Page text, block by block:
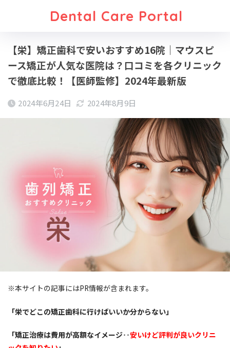
Dental Care Portal
【栄】矯正歯科で安いおすすめ16院｜マウスピ
ース矯正が人気な医院は？口コミを各クリニック
で徹底比較！【医師監修】2024年最新版
2024年6月24日 2024年8月9日
※本サイトの記事にはPR情報が含まれます。
「栄でどこの矯正歯科に行けばいいか分からない」
「矯正治療は費用が高額なイメージ‥安いけど評判が良いクリニ